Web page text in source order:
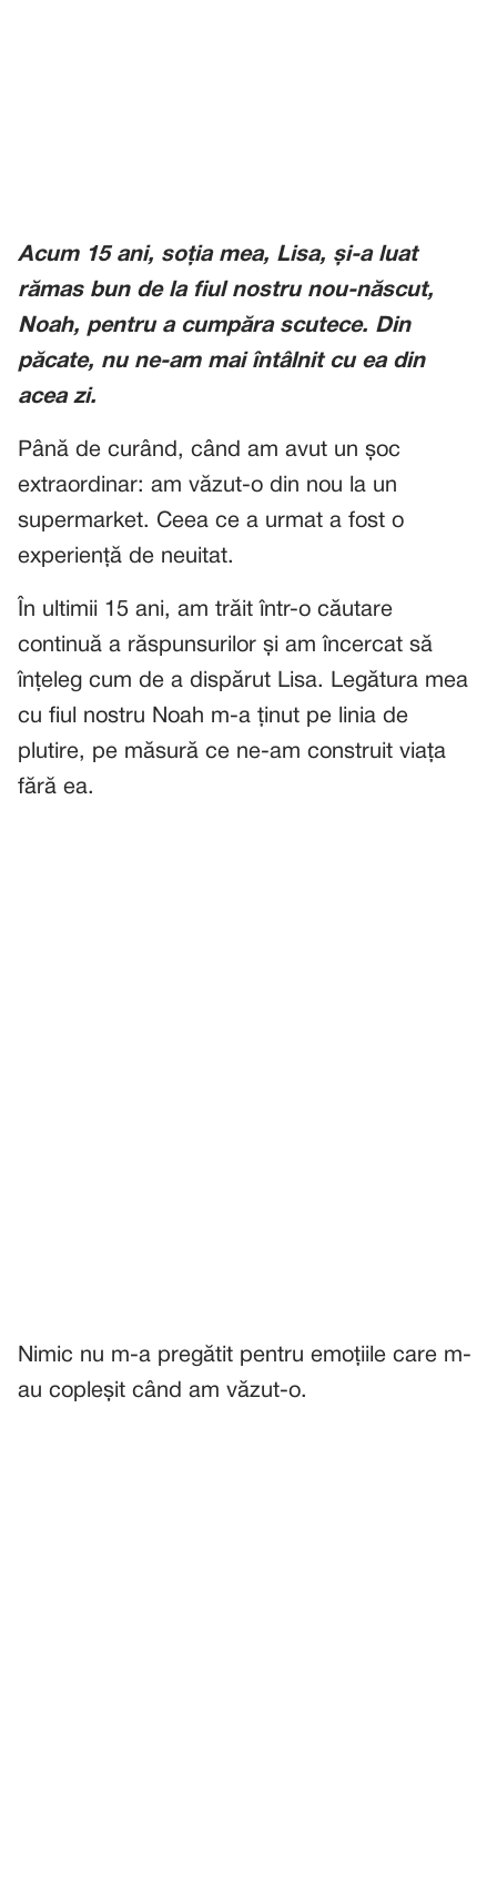
Acum 15 ani, soția mea, Lisa, și-a luat
rămas bun de la fiul nostru nou-născut,
Noah, pentru a cumpăra scutece. Din
păcate, nu ne-am mai întâlnit cu ea din
acea zi.
Până de curând, când am avut un șoc
extraordinar: am văzut-o din nou la un
supermarket. Ceea ce a urmat a fost o
experiență de neuitat.
În ultimii 15 ani, am trăit într-o căutare
continuă a răspunsurilor și am încercat să
înțeleg cum de a dispărut Lisa. Legătura mea
cu fiul nostru Noah m-a ținut pe linia de
plutire, pe măsură ce ne-am construit viața
fără ea.
Nimic nu m-a pregătit pentru emoțiile care m-
au copleșit când am văzut-o.